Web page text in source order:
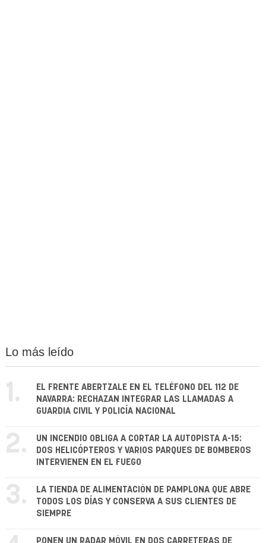
Lo más leído
1.
EL FRENTE ABERTZALE EN EL TELÉFONO DEL 112 DE
NAVARRA: RECHAZAN INTEGRAR LAS LLAMADAS A
GUARDIA CIVIL Y POLICÍA NACIONAL
2.
UN INCENDIO OBLIGA A CORTAR LA AUTOPISTA A-15:
DOS HELICÓPTEROS Y VARIOS PARQUES DE BOMBEROS
INTERVIENEN EN EL FUEGO
3.
LA TIENDA DE ALIMENTACIÓN DE PAMPLONA QUE ABRE
TODOS LOS DÍAS Y CONSERVA A SUS CLIENTES DE
SIEMPRE
PONEN UN RADAR MÓVIL EN DOS CARRETERAS DE